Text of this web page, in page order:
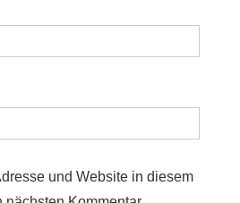
und Website in diesem